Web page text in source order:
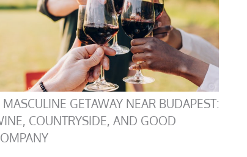
MASCULINE GETAWAY NEAR BUDAPEST:
COUNTRYSIDE, AND GOOD